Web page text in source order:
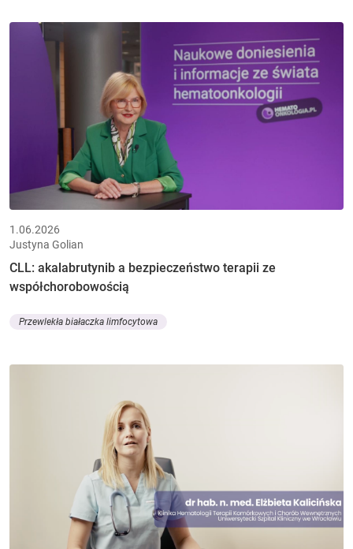
1.06.2026
Justyna Golian
CLL: akalabrutynib a bezpieczeństwo terapii ze
współchorobowością
Przewlekła białaczka limfocytowa